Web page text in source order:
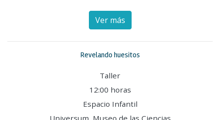
Ver más
Revelando huesitos
Taller
12:00 horas
Espacio Infantil
Universum, Museo de las Ciencias